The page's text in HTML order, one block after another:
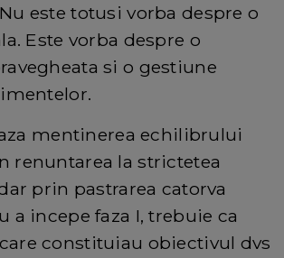
este totusi vorba despre o
Este vorba despre o
si o gestiune
mentinerea echilibrului
renuntarea la strictetea
prin pastrarea catorva
a incepe faza I, trebuie ca
constituiau obiectivul dvs